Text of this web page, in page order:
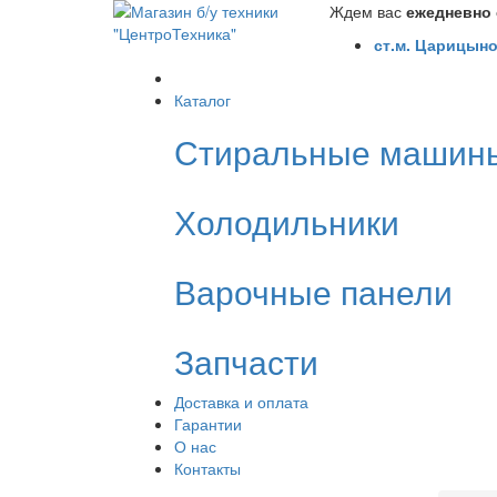
Ждем вас ежедневно
ст.м.
Каталог
Стиральные
Холодильники
Варочные панели
Запчасти
Доставка и оплата
Гарантии
О нас
Контакты